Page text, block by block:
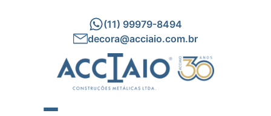
(11) 99979-8494
decora@acciaio.com.br